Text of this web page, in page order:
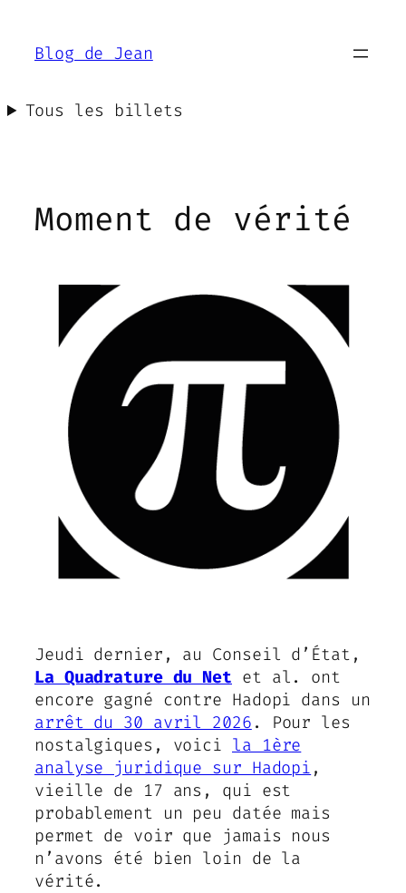
contenu
Blog de Jean
Tous les billets
Moment de vérité
Jeudi dernier, au Conseil d’État,
La Quadrature du Net et al. ont
encore gagné contre Hadopi dans un
arrêt du 30 avril 2026 . Pour les
nostalgiques, voici la 1ère
analyse juridique sur Hadopi ,
vieille de 17 ans, qui est
probablement un peu datée mais
permet de voir que jamais nous
n’avons été bien loin de la
vérité.